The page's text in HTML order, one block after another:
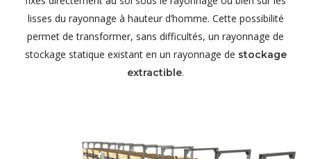
lisses du rayonnage à hauteur d’homme. Cette possibilité
permet de transformer, sans difficultés, un rayonnage de
stockage statique existant en un rayonnage de stockage
extractible.